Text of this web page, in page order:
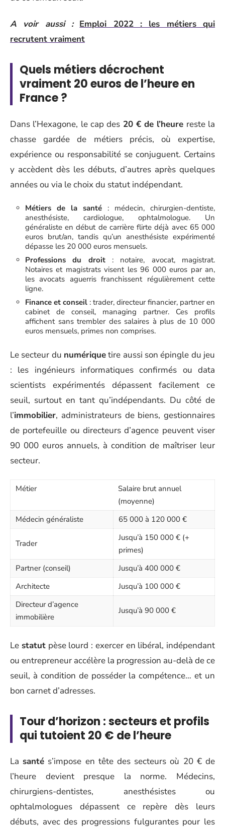
A voir aussi : Emploi 2022 : les métiers qui
recrutent vraiment
Quels métiers décrochent
vraiment 20 euros de l’heure en
France ?
Dans l’Hexagone, le cap des 20 € de l’heure reste la
chasse gardée de métiers précis, où expertise,
expérience ou responsabilité se conjuguent. Certains
y accèdent dès les débuts, d’autres après quelques
années ou via le choix du statut indépendant.
Métiers de la santé : médecin, chirurgien-dentiste,
anesthésiste, cardiologue, ophtalmologue. Un
généraliste en début de carrière flirte déjà avec 65 000
euros brut/an, tandis qu’un anesthésiste expérimenté
dépasse les 20 000 euros mensuels.
Professions du droit: notaire, avocat, magistrat.
Notaires et magistrats visent les 96 000 euros par an,
les avocats aguerris franchissent régulièrement cette
ligne.
Finance et conseil : trader, directeur financier, partner en
cabinet de conseil, managing partner. Ces profils
affichent sans trembler des salaires à plus de 10 000
euros mensuels, primes non comprises.
Le secteur du numériquetire aussi son épingle du jeu
: les ingénieurs informatiques confirmés ou data
scientists expérimentés dépassent facilement ce
seuil, surtout en tant qu’indépendants. Du côté de
l’immobilier, administrateurs de biens, gestionnaires
de portefeuille ou directeurs d’agence peuvent viser
90 000 euros annuels, à condition de maîtriser leur
secteur.
Métier
Salaire brut annuel
(moyenne)
Médecin généraliste
65 000 à 120 000 €
Trader
Jusqu’à 150 000 € (+
primes)
Partner (conseil)
Jusqu’à 400 000 €
Architecte
Jusqu’à 100 000 €
Directeur d’agence
immobilière
Jusqu’à 90 000 €
Le statutpèse lourd : exercer en libéral, indépendant
ou entrepreneur accélère la progression au-delà de ce
seuil, à condition de posséder la compétence… et un
bon carnet d’adresses.
Tour d’horizon : secteurs et profils
qui tutoient 20 € de l’heure
La santé s’impose en tête des secteurs où 20 € de
l’heure devient presque la norme. Médecins,
chirurgiens-dentistes, anesthésistes ou
ophtalmologues dépassent ce repère dès leurs
débuts, avec des progressions fulgurantes pour les